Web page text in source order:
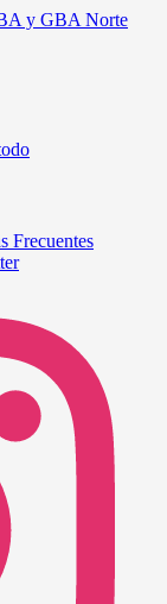
y GBA Norte
Frecuentes